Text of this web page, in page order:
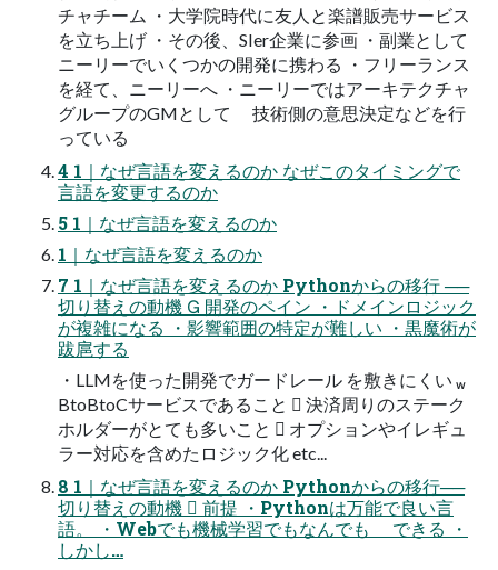
チャチーム ・大学院時代に友人と楽譜販売サービス
を立ち上げ ・その後、SIer企業に参画 ・副業として
ニーリーでいくつかの開発に携わる ・フリーランス
を経て、ニーリーへ ・ニーリーではアーキテクチャ
グループのGMとして 技術側の意思決定などを行
っている
4 1｜なぜ言語を変えるのか なぜこのタイミングで
言語を変更するのか
5 1｜なぜ言語を変えるのか
1｜なぜ言語を変えるのか
7 1｜なぜ言語を変えるのか Pythonからの移行 ──
切り替えの動機  開発のペイン ・ドメインロジック
が複雑になる ・影響範囲の特定が難しい ・黒魔術が
跋扈する
・LLMを使った開発でガードレール を敷きにくい 
BtoBtoCサービスであること  決済周りのステーク
ホルダーがとても多いこと  オプションやイレギュ
ラー対応を含めたロジック化 etc...
8 1｜なぜ言語を変えるのか Pythonからの移行──
切り替えの動機  前提 ・Pythonは万能で良い言
語。 ・Webでも機械学習でもなんでも できる ・
しかし…